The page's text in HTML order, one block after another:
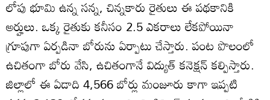
లోపు భూమి ఉన్న సన్న, చిన్నకారు రైతులు ఈ పథకానికి
అర్హులు. ఒక్క రైతుకు కనీసం 2.5 ఎకరాలు లేకపోయినా
గ్రూపుగా ఏర్పడినా బోరును ఏర్పాటు చేస్తారు. పంట పొలంలో
ఉచితంగా బోరు వేసి, ఉచితంగానే విద్యుత్‌ కనెక్షన్‌ కల్పిస్తారు.
జిల్లాలో ఈ ఏడాది 4,566 బోర్లు మంజూరు కాగా ఇప్పటి